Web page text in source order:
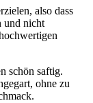
also dass
und nicht
schön saftig.
ohne zu